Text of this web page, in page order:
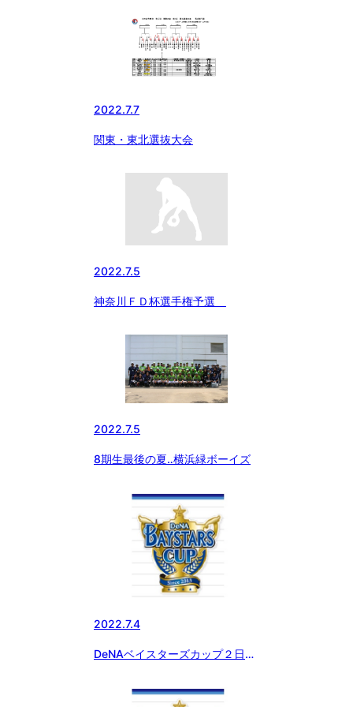
2022.7.7
関東・東北選抜大会
2022.7.5
神奈川ＦＤ杯選手権予選
2022.7.5
8期生最後の夏‥横浜緑ボーイズ
2022.7.4
DeNAベイスターズカップ２日目